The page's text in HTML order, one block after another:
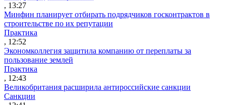
, 13:27
Минфин планирует отбирать подрядчиков госконтрактов в
строительстве по их репутации
Практика
, 12:52
Экономколлегия защитила компанию от переплаты за
пользование землей
Практика
, 12:43
Великобритания расширила антироссийские санкции
Санкции